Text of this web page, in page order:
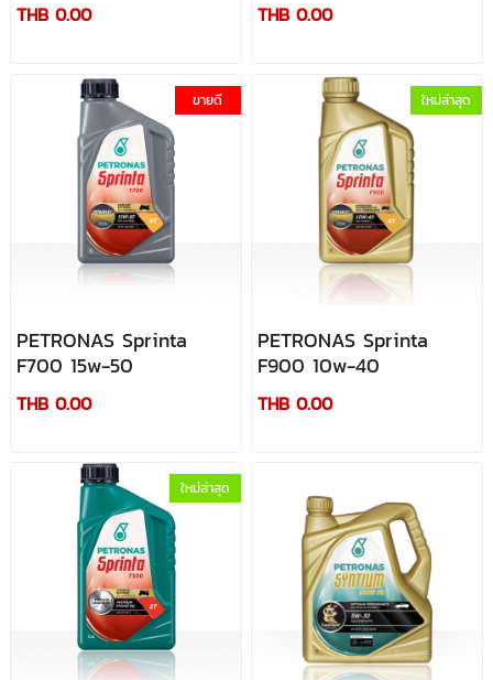
THB 0.00 THB 0.00
ขายดี
PETRONAS Sprinta
F700 15w-50
THB 0.00
ใหม่ล่าสุด
PETRONAS Sprinta
F900 10w-40
THB 0.00
ใหม่ล่าสุด